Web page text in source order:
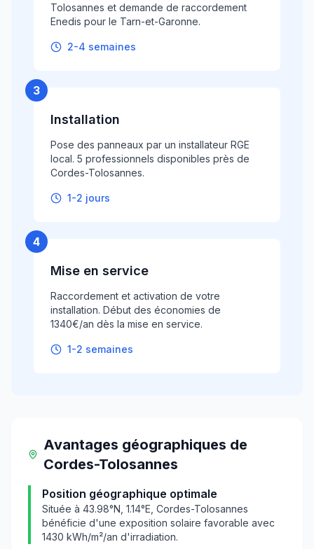
Tolosannes et demande de raccordement
Enedis pour le Tarn-et-Garonne.
2-4 semaines
3
Installation
Pose des panneaux par un installateur RGE
local. 5 professionnels disponibles près de
Cordes-Tolosannes.
1-2 jours
4
Mise en service
Raccordement et activation de votre
installation. Début des économies de
1340€/an dès la mise en service.
1-2 semaines
Avantages géographiques de
Cordes-Tolosannes
Position géographique optimale
Située à 43.98°N, 1.14°E, Cordes-Tolosannes
bénéficie d'une exposition solaire favorable avec
1430 kWh/m²/an d'irradiation.